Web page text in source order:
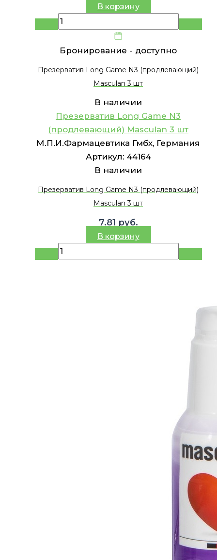
В корзину
Бронирование - доступно
Презерватив Long Game N3 (продлевающий)
Masculan 3 шт
В наличии
Презерватив Long Game N3
(продлевающий) Masculan 3 шт
М.П.И.Фармацевтика Гмбх, Германия
Артикул: 44164
В наличии
Презерватив Long Game N3 (продлевающий)
Masculan 3 шт
7.81 руб.
В корзину